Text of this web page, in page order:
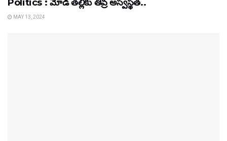
Politics : మోడీ తల్లికు తీవ్ర అస్వస్థత..
MAY 13, 2024